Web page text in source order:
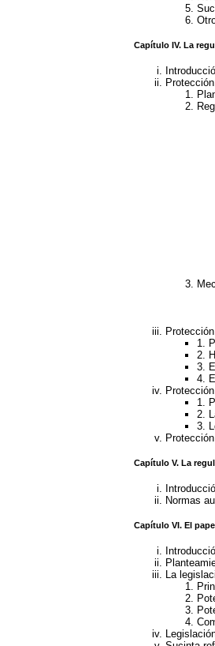
Capítulo IV. La
1.
2.
3.
4.
1.
2.
3.
Capítulo V. La
Normas
Capítulo VI. El
La